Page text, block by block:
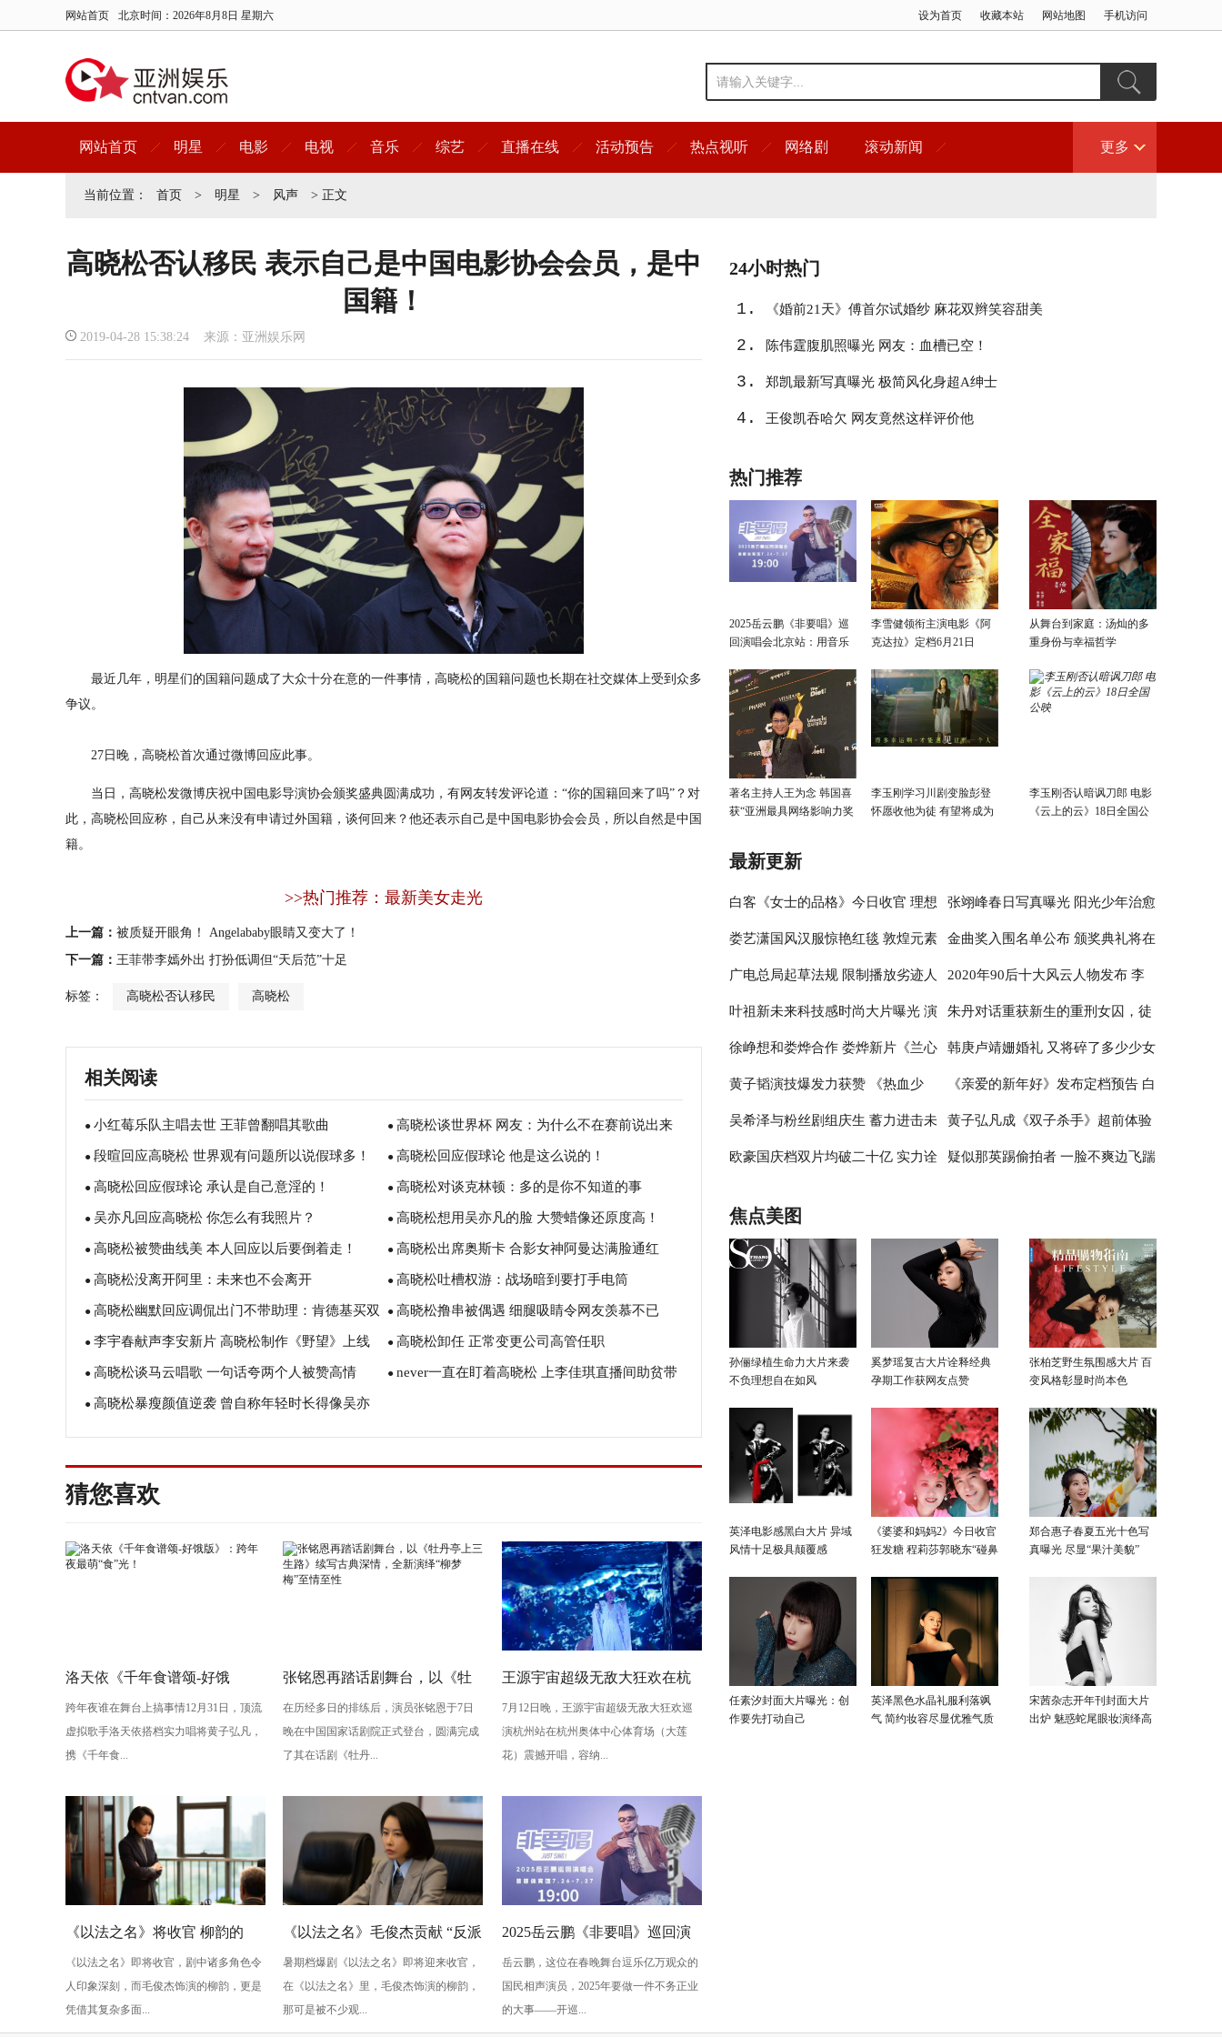
网站首页 北京时间： 2026年8月8日 星期六 设为首页 收藏本站 网站地图 手机访问
网站首页 明星 电影 电视 音乐 综艺 直播在线 活动预告 热点视听 网络剧 滚动新闻 更多
当前位置： 首页 > 明星 > 风声 > 正文
高晓松否认移民 表示自己是中国电影协会会员，是中
国籍！
2019-04-28 15:38:24 来源：亚洲娱乐网
最近几年，明星们的国籍问题成了大众十分在意的一件事情，高晓松的国籍问题也长期在社交媒体上受到众多
争议。
27日晚，高晓松首次通过微博回应此事。
当日，高晓松发微博庆祝中国电影导演协会颁奖盛典圆满成功，有网友转发评论道：“你的国籍回来了吗”？对
此，高晓松回应称，自己从来没有申请过外国籍，谈何回来？他还表示自己是中国电影协会会员，所以自然是中国
籍。
>>热门推荐：最新美女走光
上一篇： 被质疑开眼角！ Angelababy眼睛又变大了！
下一篇： 王菲带李嫣外出 打扮低调但“天后范”十足
标签： 高晓松否认移民 高晓松
相关阅读
● 小红莓乐队主唱去世 王菲曾翻唱其歌曲
《Dreams》！
● 高晓松谈世界杯 网友：为什么不在赛前说出来
呢？
● 段暄回应高晓松 世界观有问题所以说假球多！ ● 高晓松回应假球论 他是这么说的！
● 高晓松回应假球论 承认是自己意淫的！ ● 高晓松对谈克林顿：多的是你不知道的事
● 吴亦凡回应高晓松 你怎么有我照片？ ● 高晓松想用吴亦凡的脸 大赞蜡像还原度高！
● 高晓松被赞曲线美 本人回应以后要倒着走！ ● 高晓松出席奥斯卡 合影女神阿曼达满脸通红
● 高晓松没离开阿里：未来也不会离开 ● 高晓松吐槽权游：战场暗到要打手电筒
● 高晓松幽默回应调侃出门不带助理：肯德基买双
份不便宜！
● 高晓松撸串被偶遇 细腿吸睛令网友羡慕不已
● 李宇春献声李安新片 高晓松制作《野望》上线 ● 高晓松卸任 正常变更公司高管任职
● 高晓松谈马云唱歌 一句话夸两个人被赞高情
商！
● never一直在盯着高晓松 上李佳琪直播间助贫带
● 高晓松暴瘦颜值逆袭 曾自称年轻时长得像吴亦
凡！
猜您喜欢
洛天依《千年食谱颂-好饿
版》：跨年夜最萌“食”光！
跨年夜谁在舞台上搞事情12月31日，顶流
虚拟歌手洛天依搭档实力唱将黄子弘凡，
携《千年食...
张铭恩再踏话剧舞台，以《牡
丹亭上三生路》续写古典深
情，全新演绎“柳梦梅”至情至
在历经多日的排练后，演员张铭恩于7日
晚在中国国家话剧院正式登台，圆满完成
了其在话剧《牡丹...
王源宇宙超级无敌大狂欢在杭
州开唱 用心细节诠释双向奔赴
的爱
7月12日晚，王源宇宙超级无敌大狂欢巡
演杭州站在杭州奥体中心体育场（大莲
花）震撼开唱，容纳...
《以法之名》将收官 柳韵的
“蠢” 让毛俊杰重回巅峰
《以法之名》即将收官，剧中诸多角色令
人印象深刻，而毛俊杰饰演的柳韵，更是
凭借其复杂多面...
《以法之名》毛俊杰贡献 “反派
级” 演技？柳韵的 “蠢” 是表演
的胜利！
暑期档爆剧《以法之名》即将迎来收官，
在《以法之名》里，毛俊杰饰演的柳韵，
那可是被不少观...
2025岳云鹏《非要唱》巡回演
唱会北京站：用音乐讲最朴素
的真心话
岳云鹏，这位在春晚舞台逗乐亿万观众的
国民相声演员，2025年要做一件不务正业
的大事——开巡...
24小时热门
1. 《婚前21天》傅首尔试婚纱 麻花双辫笑容甜美
2. 陈伟霆腹肌照曝光 网友：血槽已空！
3. 郑凯最新写真曝光 极简风化身超A绅士
4. 王俊凯吞哈欠 网友竟然这样评价他
热门推荐
2025岳云鹏《非要唱》巡
回演唱会北京站：用音乐
李雪健领衔主演电影《阿
克达拉》定档6月21日
从舞台到家庭：汤灿的多
重身份与幸福哲学
著名主持人王为念 韩国喜
获“亚洲最具网络影响力奖
李玉刚学习川剧变脸彭登
怀愿收他为徒 有望将成为
李玉刚否认暗讽刀郎 电影
《云上的云》18日全国公
最新更新
白客《女士的品格》今日收官 理想
伴侣程梁温暖治愈
张翊峰春日写真曝光 阳光少年治愈
感满满
娄艺潇国风汉服惊艳红毯 敦煌元素
彰显时尚包容性
金曲奖入围名单公布 颁奖典礼将在
台北小巨蛋举行
广电总局起草法规 限制播放劣迹人
员参与的节目
2020年90后十大风云人物发布 李
子柒居首李佳琦辛有志纷纷入围
叶祖新未来科技感时尚大片曝光 演
绎春日太阳男神
朱丹对话重获新生的重刑女囚，徒
步20公里亲历深山医疗
徐峥想和娄烨合作 娄烨新片《兰心
大剧院》却宣布撤档
韩庚卢靖姗婚礼 又将碎了多少少女
的心
黄子韬演技爆发力获赞 《热血少
年》收官在即
《亲爱的新年好》发布定档预告 白
百何张子枫温馨约定跨年公映
吴希泽与粉丝剧组庆生 蓄力进击未
来可期
黄子弘凡成《双子杀手》超前体验
官 出席首映红毯推广电影革新
欧豪国庆档双片均破二十亿 实力诠 疑似那英踢偷拍者 一脸不爽边飞踹
焦点美图
孙俪绿植生命力大片来袭
不负理想自在如风
奚梦瑶复古大片诠释经典
孕期工作获网友点赞
张柏芝野生氛围感大片 百
变风格彰显时尚本色
英泽电影感黑白大片 异域
风情十足极具颠覆感
《婆婆和妈妈2》今日收官
狂发糖 程莉莎郭晓东“碰鼻
郑合惠子春夏五光十色写
真曝光 尽显“果汁美貌”
任素汐封面大片曝光：创
作要先打动自己
英泽黑色水晶礼服利落飒
气 简约妆容尽显优雅气质
宋茜杂志开年刊封面大片
出炉 魅惑蛇尾眼妆演绎高